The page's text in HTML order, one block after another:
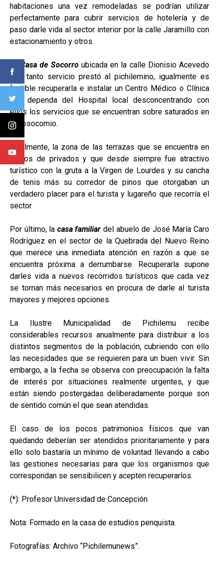
habitaciones una vez remodeladas se podrían utilizar
perfectamente para cubrir servicios de hotelería y de
paso darle vida al sector interior por la calle Jaramillo con
estacionamiento y otros.
Casa de Socorroubicada en la calle Dionisio Acevedo
que tanto servicio prestó al pichilemino, igualmente es
factible recuperarla e instalar un Centro Médico o Clínica
que dependa del Hospital local desconcentrando con
ellos los servicios que se encuentran sobre saturados en
el nosocomio.
Igualmente, la zona de las terrazas que se encuentra en
manos de privados y que desde siempre fue atractivo
turístico con la gruta a la Virgen de Lourdes y su cancha
de tenis más su corredor de pinos que otorgaban un
verdadero placer para el turista y lugareño que recorría el
sector.
Por último, la casa familiar del abuelo de José María Caro
Rodríguez en el sector de la Quebrada del Nuevo Reino
que merece una inmediata atención en razón a que se
encuentra próxima a derrumbarse. Recuperarla supone
darles vida a nuevos recorridos turísticos que cada vez
se tornan más necesarios en procura de darle al turista
mayores y mejores opciones.
La Ilustre Municipalidad de Pichilemu recibe
considerables recursos anualmente para distribuir a los
distintos segmentos de la población, cubriendo con ello
las necesidades que se requieren para un buen vivir. Sin
embargo, a la fecha se observa con preocupación la falta
de interés por situaciones realmente urgentes, y que
están siendo postergadas deliberadamente porque son
de sentido común el que sean atendidas.
El caso de los pocos patrimonios físicos que van
quedando deberían ser atendidos prioritariamente y para
ello solo bastaría un mínimo de voluntad llevando a cabo
las gestiones necesarias para que los organismos que
correspondan se sensibilicen y acepten recuperarlos.
(*): Profesor Universidad de Concepción
Nota: Formado en la casa de estudios penquista.
Fotografías: Archivo “Pichilemunews”.